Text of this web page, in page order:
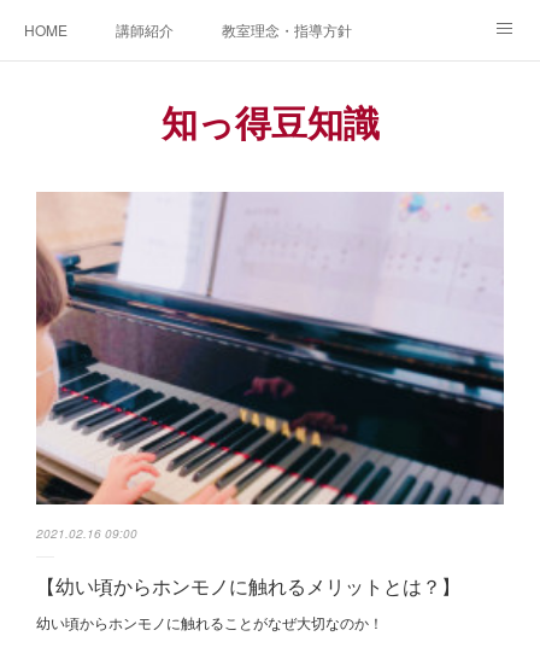
HOME 講師紹介 教室理念・指導方針
アメブロ 書籍
ご相談・体験レッスンお申し込み
アクセス 演奏スケジュール
知っ得豆知識
2021.02.16 09:00
【幼い頃からホンモノに触れるメリットとは？】
幼い頃からホンモノに 触れることがなぜ大切なのか！